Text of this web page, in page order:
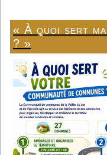
« À quoi sert ma
? »